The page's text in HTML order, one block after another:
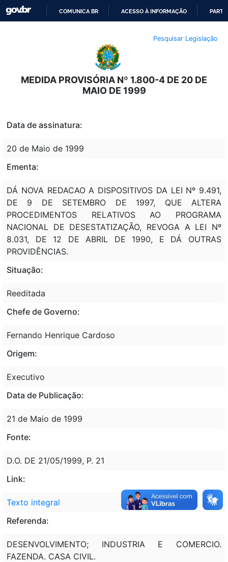
O
CONTEÚDO
COMUNICA BR ACESSO À INFORMAÇÃO
Pesquisar Legislação
MEDIDA PROVISÓRIA Nº 1.800-4 DE 20 DE
MAIO DE 1999
Data de assinatura:
20 de Maio de 1999
Ementa:
DÁ NOVA REDACAO A DISPOSITIVOS DA LEI Nº 9.491,
DE 9 DE SETEMBRO DE 1997, QUE ALTERA
PROCEDIMENTOS RELATIVOS AO PROGRAMA
NACIONAL DE DESESTATIZAÇÃO, REVOGA A LEI Nº
8.031, DE 12 DE ABRIL DE 1990, E DÁ OUTRAS
PROVIDÊNCIAS.
Situação:
Reeditada
Chefe de Governo:
Fernando Henrique Cardoso
Origem:
Executivo
Data de Publicação:
21 de Maio de 1999
Fonte:
D.O. DE 21/05/1999, P. 21
Link:
Texto integral
Referenda:
DESENVOLVIMENTO; INDUSTRIA E COMERCIO.
FAZENDA. CASA CIVIL.